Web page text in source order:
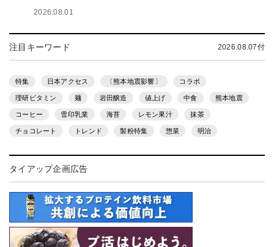
2026.08.01
注目キーワード 2026.08.07付
特集 日本アクセス 〔熊本地震影響〕 コラボ
理研ビタミン 麺 岩田醸造 値上げ 中食 熊本地震
コーヒー 雪印乳業 海苔 レモン果汁 抹茶
チョコレート トレンド 製粉特集 惣菜 明治
タイアップ企画広告